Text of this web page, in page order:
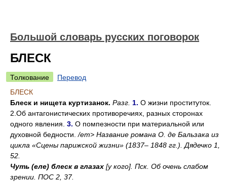
Большой словарь русских поговорок
БЛЕСК
Толкование
Перевод
БЛЕСК
Блеск и нищета куртизанок. Разг. 1. О жизни проституток.
2.Об антагонистических противоречиях, разных сторонах
одного явления. 3. О помпезности при материальной или
духовной бедности./em> Название романа О. де Бальзака из
цикла «Сцены парижской жизни» (1837– 1848 гг.). Дядечко 1,
52.
Чуть (еле) блеск в глазах [у кого]. Пск. Об очень слабом
зрении. ПОС 2, 37.